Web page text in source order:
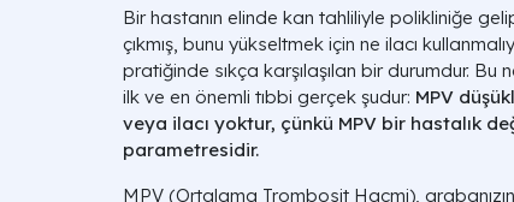
Bir hastanın elinde kan tahliliyle polikliniğe
çıkmış, bunu yükseltmek için ne ilacı
pratiğinde sıkça karşılaşılan bir durumdur.
ilk ve en önemli tıbbi gerçek şudur: MPV
veya ilacı yoktur, çünkü MPV bir hastalık
parametresidir.
MPV (Ortalama Trombosit Hacmi),